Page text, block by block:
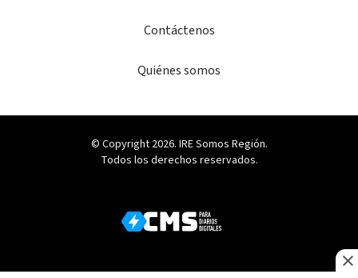
Contáctenos
Quiénes somos
© Copyright 2026. IRE Somos Región.
Todos los derechos reservados.